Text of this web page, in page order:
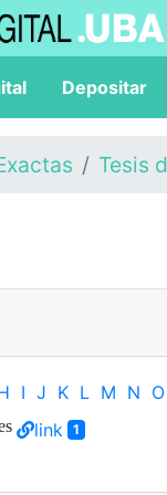
Depositar
Tesis
I J K L M N O
link 1